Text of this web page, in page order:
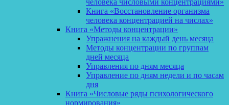
человека числовыми концентрациями»
Книга «Восстановление организма
человека концентрацией на числах»
Книга «Методы концентрации»
Упражнения на каждый день месяца
Методы концентрации по группам
дней месяца
Управления по дням месяца
Управление по дням недели и по часам
дня
Книга «Числовые ряды психологического
нормирования»